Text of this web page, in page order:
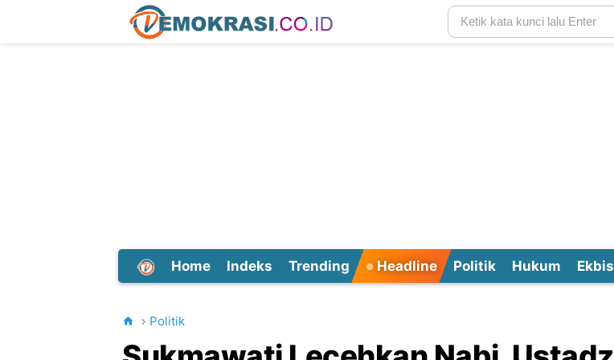
Home Indeks Trending Headline Politik Hukum Ekbis
Politik